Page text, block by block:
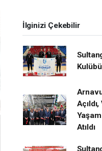
İlginizi Çekebilir
Atıldı